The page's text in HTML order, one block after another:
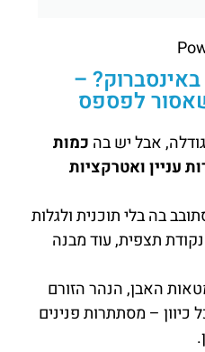
–
לפספס
אבל יש בה כמות
עניין ואטרקציות
בה בלי תוכנית ולגלות
תצפית, עוד מבנה
האבן, הנהר הזורם
– מסתתרות פנינים